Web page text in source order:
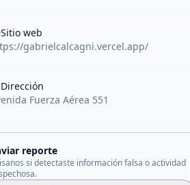
Sitio web
gabrielcalcagni.vercel.app/
Dirección
Fuerza Aérea 551
reporte
si detectaste información falsa o actividad